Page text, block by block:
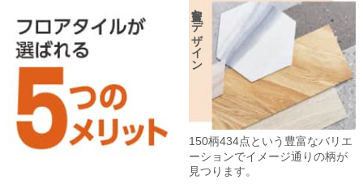
豊富なデザイン
150柄434点という豊富なバリエ
ーションでイメージ通りの柄が
見つります。